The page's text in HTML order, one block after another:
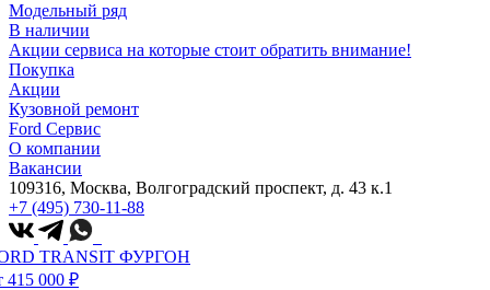
Модельный ряд
В наличии
Акции сервиса на которые стоит обратить внимание!
Покупка
Акции
Кузовной ремонт
Ford Сервис
О компании
Вакансии
109316, Москва, Волгоградский проспект, д. 43 к.1
+7 (495) 730-11-88
TRANSIT ФУРГОН
415 000 ₽